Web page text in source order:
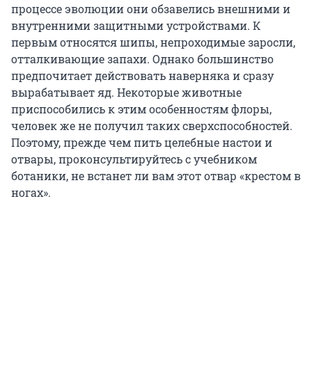
процессе эволюции они обзавелись внешними и
внутренними защитными устройствами. К
первым относятся шипы, непроходимые заросли,
отталкивающие запахи. Однако большинство
предпочитает действовать наверняка и сразу
вырабатывает яд. Некоторые животные
приспособились к этим особенностям флоры,
человек же не получил таких сверхспособностей.
Поэтому, прежде чем пить целебные настои и
отвары, проконсультируйтесь с учебником
ботаники, не встанет ли вам этот отвар «крестом в
ногах».